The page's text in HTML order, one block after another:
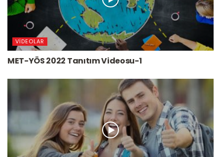
VIDEOLAR
MET-YÖS 2022 Tanıtım Videosu-1